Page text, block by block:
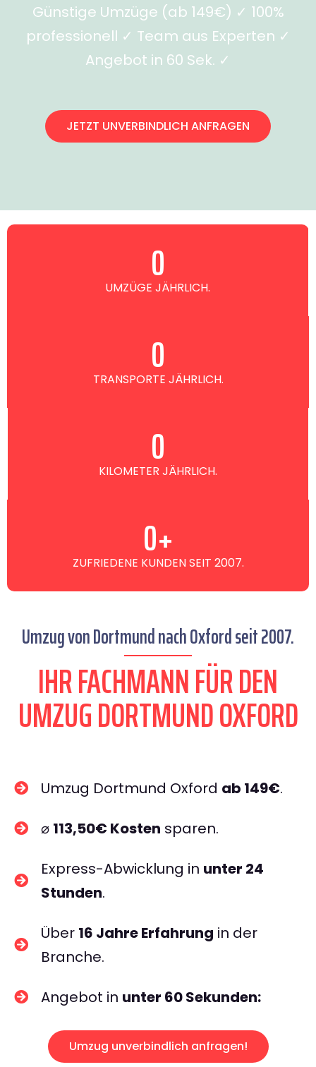
Günstige Umzüge (ab 149€) ✓ 100%
professionell ✓ Team aus Experten ✓
Angebot in 60 Sek. ✓
JETZT UNVERBINDLICH ANFRAGEN
UMZÜGE JÄHRLICH.
0
TRANSPORTE JÄHRLICH.
0
KILOMETER JÄHRLICH.
0
ZUFRIEDENE KUNDEN SEIT 2007.
0+
Umzug von Dortmund nach Oxford seit 2007.
IHR FACHMANN FÜR DEN
UMZUG DORTMUND OXFORD
Umzug Dortmund Oxford ab 149€.
⌀ 113,50€ Kosten sparen.
Express-Abwicklung in unter 24
Stunden.
Über 16 Jahre Erfahrung in der
Branche.
Angebot in unter 60 Sekunden:
Umzug unverbindlich anfragen!